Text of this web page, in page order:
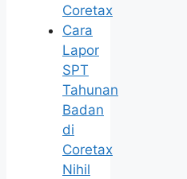
Coretax
Cara
Lapor
SPT
Tahunan
Badan
di
Coretax
Nihil